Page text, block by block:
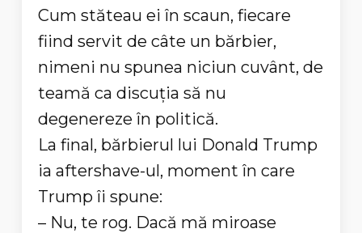
Cum stăteau ei în scaun, fiecare
fiind servit de câte un bărbier,
nimeni nu spunea niciun cuvânt, de
teamă ca discuţia să nu
degenereze în politică.
La final, bărbierul lui Donald Trump
ia aftershave-ul, moment în care
Trump îi spune:
– Nu, te rog. Dacă mă miroase